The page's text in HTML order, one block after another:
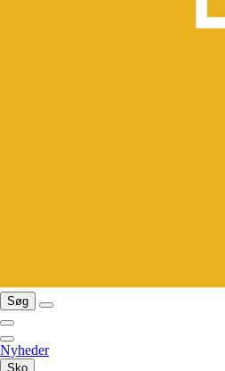
Søg
Nyheder
Sko